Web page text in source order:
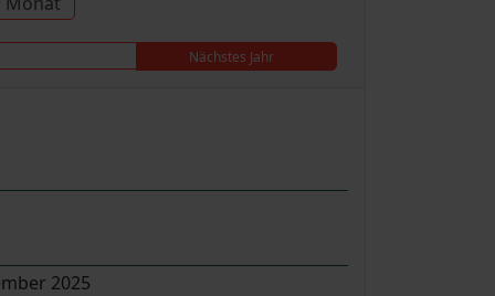
Nächstes Jahr
2025